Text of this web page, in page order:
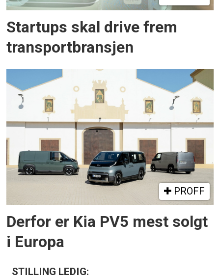
Startups skal drive frem
transportbransjen
PROFF
Derfor er Kia PV5 mest solgt
i Europa
STILLING LEDIG: